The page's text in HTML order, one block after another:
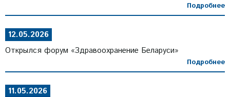
Подробнее
12.05.2026
Открылся форум «Здравоохранение Беларуси»
Подробнее
11.05.2026